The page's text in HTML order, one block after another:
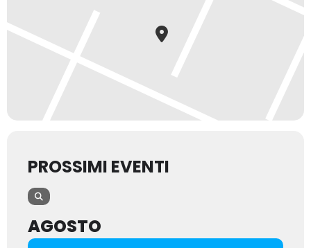
PROSSIMI EVENTI
AGOSTO